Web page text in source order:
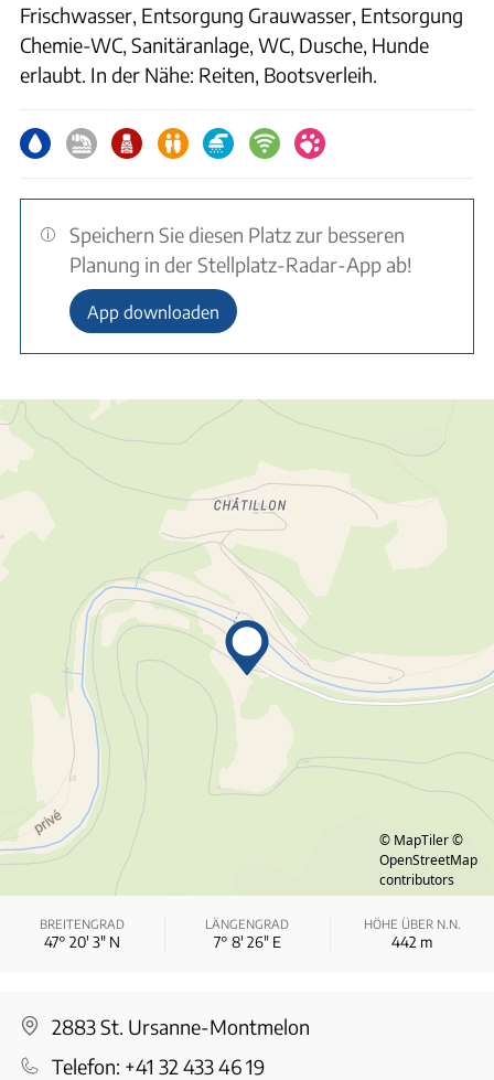
Frischwasser, Entsorgung Grauwasser, Entsorgung
Chemie-WC, Sanitäranlage, WC, Dusche, Hunde
erlaubt. In der Nähe: Reiten, Bootsverleih.
Speichern Sie diesen Platz zur besseren
Planung in der Stellplatz-Radar-App ab!
App downloaden
© MapTiler ©
OpenStreetMap
contributors
BREITENGRAD
47° 20′ 3″ N
LÄNGENGRAD
7° 8′ 26″ E
HÖHE ÜBER N.N.
442 m
2883 St. Ursanne-Montmelon
Telefon: +41 32 433 46 19